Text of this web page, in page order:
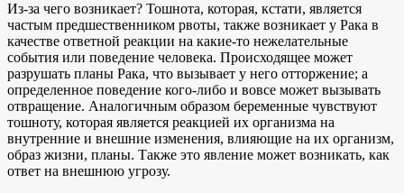
Из-за чего возникает? Тошнота, которая, кстати, является
частым предшественником рвоты, также возникает у Рака в
качестве ответной реакции на какие-то нежелательные
события или поведение человека. Происходящее может
разрушать планы Рака, что вызывает у него отторжение; а
определенное поведение кого-либо и вовсе может вызывать
отвращение. Аналогичным образом беременные чувствуют
тошноту, которая является реакцией их организма на
внутренние и внешние изменения, влияющие на их организм,
образ жизни, планы. Также это явление может возникать, как
ответ на внешнюю угрозу.